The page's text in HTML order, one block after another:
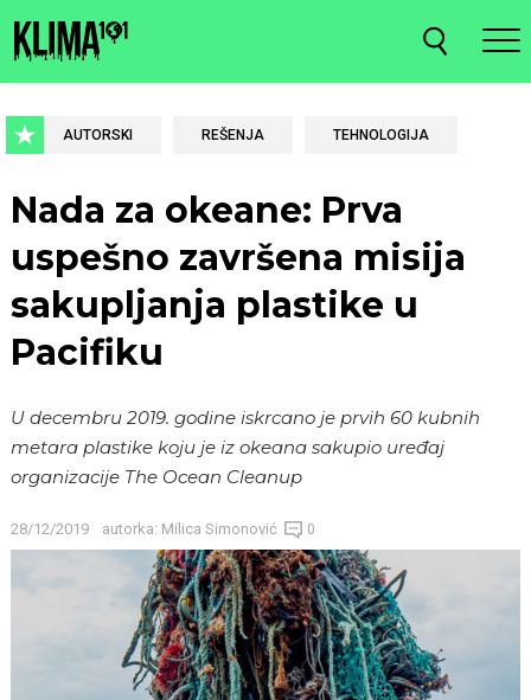
AUTORSKI REŠENJA TEHNOLOGIJA
Nada za okeane: Prva
uspešno završena misija
sakupljanja plastike u
Pacifiku
U decembru 2019. godine iskrcano je prvih 60 kubnih
metara plastike koju je iz okeana sakupio uređaj
organizacije The Ocean Cleanup
28/12/2019 autorka: Milica Simonović 0